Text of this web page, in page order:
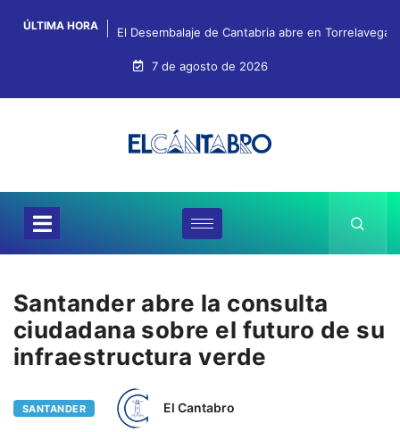
ÚLTIMA HORA El Desembalaje de Cantabria abre en
7 de agosto de 2026
Santander abre la consulta
ciudadana sobre el futuro de su
infraestructura verde
SANTANDER El Cantabro